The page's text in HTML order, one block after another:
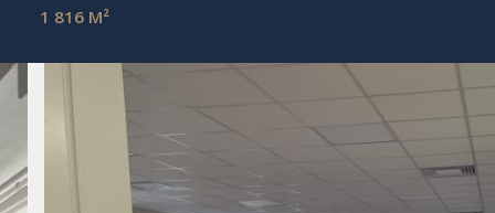
1 816 M²